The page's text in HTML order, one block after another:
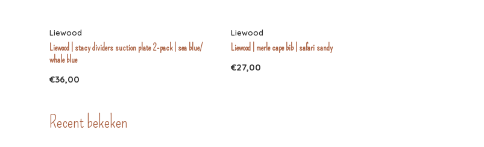
Liewood
Liewood | stacy dividers suction plate 2-pack | sea blue/
whale blue
€36,00
Liewood
Liewood | merle cape bib | safari sandy
€27,00
Recent bekeken